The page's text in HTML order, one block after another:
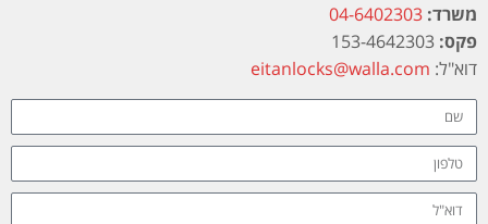
משרד: 04-6402303
פקס:
דוא"ל: eitanlocks@walla.com